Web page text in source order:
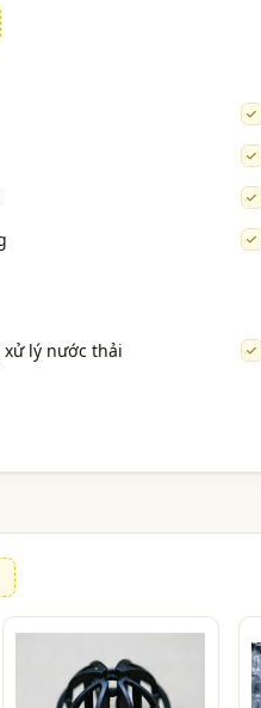
lý nước thải